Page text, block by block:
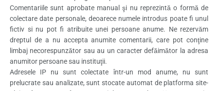
Comentariile sunt aprobate manual şi nu reprezintă o formă de
colectare date personale, deoarece numele introdus poate fi unul
fictiv si nu pot fi atribuite unei persoane anume. Ne rezervăm
dreptul de a nu accepta anumite comentarii, care pot conţine
limbaj necorespunzător sau au un caracter defăimător la adresa
anumitor persoane sau instituţii.
Adresele IP nu sunt colectate într-un mod anume, nu sunt
prelucrate sau analizate, sunt stocate automat de platforma site-